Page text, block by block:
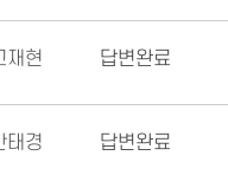
재현 답변완료
태경 답변완료